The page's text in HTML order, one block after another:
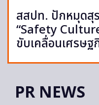
สสปท. ปักหมุดสุ
“Safety
ขับเคลื่อนเศรษฐ
PR NEWS